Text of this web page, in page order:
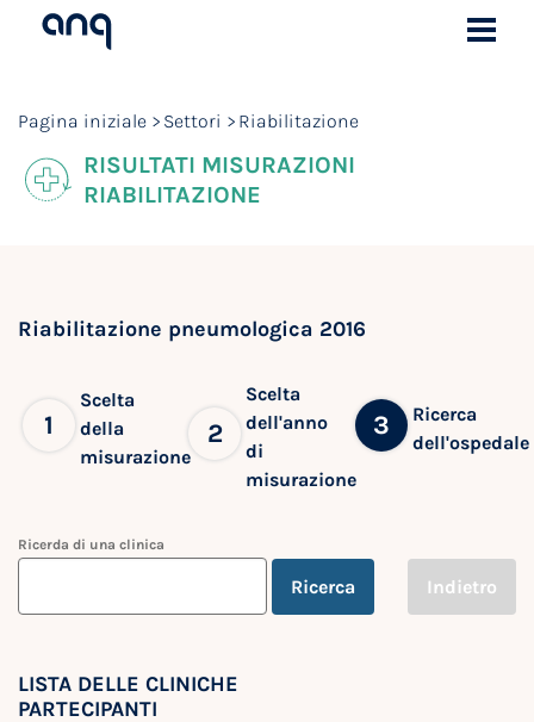
Pagina iniziale Settori Riabilitazione
RISULTATI MISURAZIONI
RIABILITAZIONE
Riabilitazione pneumologica 2016
1
Scelta
della
misurazione
2
Scelta
dell'anno
di
misurazione
3
Ricerca
dell'ospedale
Ricerda di una clinica
Ricerca Indietro
LISTA DELLE CLINICHE
PARTECIPANTI